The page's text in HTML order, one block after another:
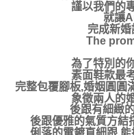
謹以我們的
就讓
完成新
The
為了特別的
素面鞋款最
完整包覆腳板,婚姻圓圓
象徵兩人的
後跟有細緻
後跟優雅的氣質方結
俐落的電鍍直細跟,